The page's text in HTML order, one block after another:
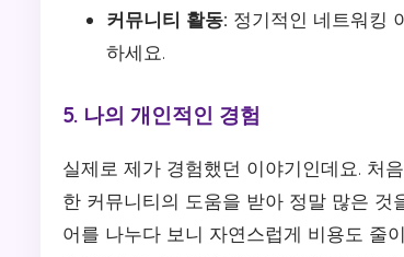
커뮤니티 활동: 정기적인 네트워킹
하세요.
5. 나의 개인적인 경험
실제로 제가 경험했던 이야기인데요. 처
한 커뮤니티의 도움을 받아 정말 많은 것
어를 나누다 보니 자연스럽게 비용도 줄